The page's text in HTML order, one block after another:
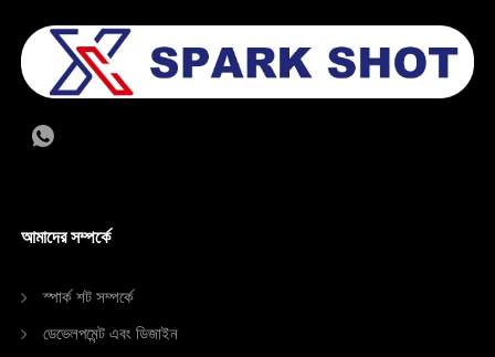
আমাদের সম্পর্কে
স্পার্ক শট সম্পর্কে
ডেভেলপমেন্ট এবং ডিজাইন